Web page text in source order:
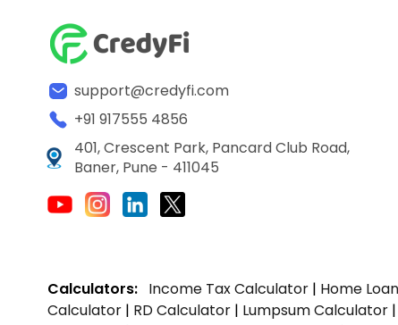
support@credyfi.com
+91 917555 4856
401, Crescent Park, Pancard Club Road,
Baner, Pune - 411045
Calculators: Income Tax Calculator | Home
Calculator | RD Calculator | Lumpsum Calculator |